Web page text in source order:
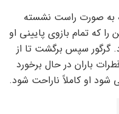
به صورت راست نشسته
که تمام بازوی پایینی او
گرگور سپس برگشت تا از
باران در حال برخورد
او کاملاً ناراحت شود.